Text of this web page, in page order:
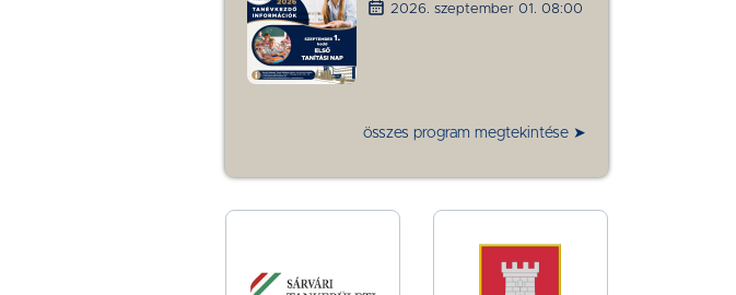
2026. szeptember 01. 08:00
összes program megtekintése ➤